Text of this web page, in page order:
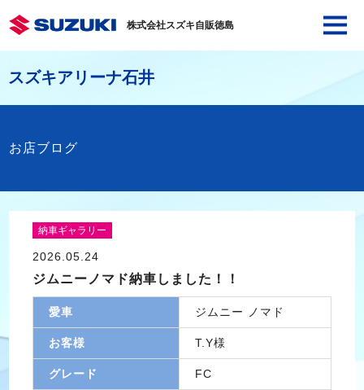
株式会社スズキ自販徳島
スズキアリーナ石井
お店ブログ
納車ギャラリー
2026.05.24
ジムニーノマド納車しました！！
愛車 ジムニー ノマド
お客様 T.Y様
グレード FC